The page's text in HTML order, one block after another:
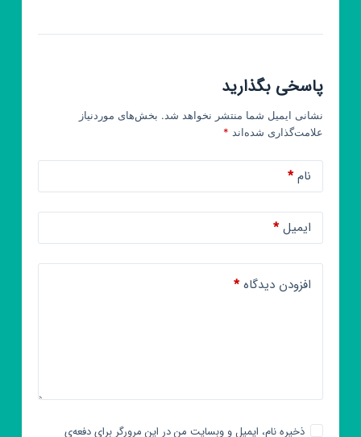
پاسخی بگذارید
نشانی ایمیل شما منتشر نخواهد شد. بخش‌های موردنیاز
علامت‌گذاری شده‌اند *
نام*
ایمیل*
افزودن دیدگاه*
ذخیره نام، ایمیل و وبسایت من در این مرورگر برای دفعه‌ی